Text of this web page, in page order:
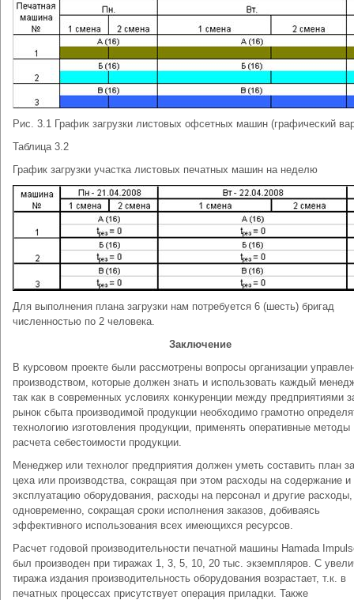
Рис. 3.1 График загрузки листовых офсетных машин (графический
Таблица 3.2
График загрузки участка листовых печатных машин на неделю
Для выполнения плана загрузки нам потребуется 6 (шесть) бригад
численностью по 2 человека.
Заключение
В курсовом проекте были рассмотрены вопросы организации
производством, которые должен знать и использовать каждый
так как в современных условиях конкуренции между предприятиями
рынок сбыта производимой продукции необходимо грамотно
технологию изготовления продукции, применять оперативные методы
расчета себестоимости продукции.
Менеджер или технолог предприятия должен уметь составить план
цеха или производства, сокращая при этом расходы на содержание и
эксплуатацию оборудования, расходы на персонал и другие расходы,
одновременно, сокращая сроки исполнения заказов, добиваясь
эффективного использования всех имеющихся ресурсов.
Расчет годовой производительности печатной машины Hamada
был производен при тиражах 1, 3, 5, 10, 20 тыс. экземпляров. С
тиража издания производительность оборудования возрастает, т.к. в
печатных процессах присутствует операция приладки. Также